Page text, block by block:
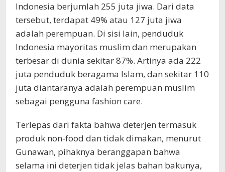
Indonesia berjumlah 255 juta jiwa. Dari data
tersebut, terdapat 49% atau 127 juta jiwa
adalah perempuan. Di sisi lain, penduduk
Indonesia mayoritas muslim dan merupakan
terbesar di dunia sekitar 87%. Artinya ada 222
juta penduduk beragama Islam, dan sekitar 110
juta diantaranya adalah perempuan muslim
sebagai pengguna fashion care.
Terlepas dari fakta bahwa deterjen termasuk
produk non-food dan tidak dimakan, menurut
Gunawan, pihaknya beranggapan bahwa
selama ini deterjen tidak jelas bahan bakunya,